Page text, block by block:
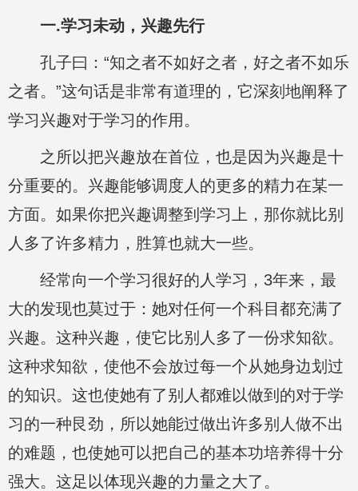
一.学习未动，兴趣先行
孔子曰：“知之者不如好之者，好之者不如乐
之者。”这句话是非常有道理的，它深刻地阐释了
学习兴趣对于学习的作用。
之所以把兴趣放在首位，也是因为兴趣是十
分重要的。兴趣能够调度人的更多的精力在某一
方面。如果你把兴趣调整到学习上，那你就比别
人多了许多精力，胜算也就大一些。
经常向一个学习很好的人学习，3年来，最
大的发现也莫过于：她对任何一个科目都充满了
兴趣。这种兴趣，使它比别人多了一份求知欲。
这种求知欲，使他不会放过每一个从她身边划过
的知识。这也使她有了别人都难以做到的对于学
习的一种艮劲，所以她能过做出许多别人做不出
的难题，也使她可以把自己的基本功培养得十分
强大。这足以体现兴趣的力量之大了。